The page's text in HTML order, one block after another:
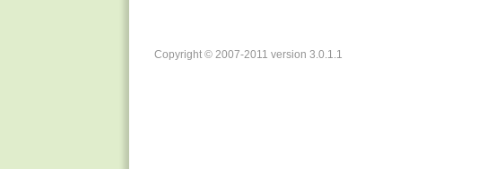
Copyright © 2007-2011 version 3.0.1.1